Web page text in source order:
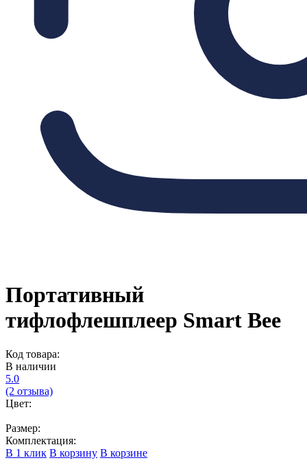
Портативный
тифлофлешплеер Smart Bee
Код товара:
В наличии
5.0
(2 отзыва)
Цвет:
Размер:
Комплектация:
В 1 клик В корзину В корзине